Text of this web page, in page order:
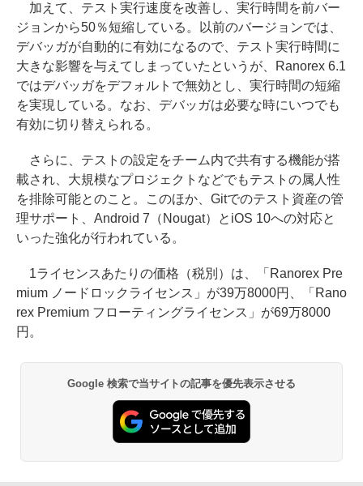
加えて、テスト実行速度を改善し、実行時間を前バー
ジョンから50％短縮している。以前のバージョンでは、
デバッガが自動的に有効になるので、テスト実行時間に
大きな影響を与えてしまっていたというが、Ranorex 6.1
ではデバッガをデフォルトで無効とし、実行時間の短縮
を実現している。なお、デバッガは必要な時にいつでも
有効に切り替えられる。
さらに、テストの設定をチーム内で共有する機能が搭
載され、大規模なプロジェクトなどでもテストの属人性
を排除可能とのこと。このほか、Gitでのテスト資産の管
理サポート、Android 7（Nougat）とiOS 10への対応と
いった強化が行われている。
1ライセンスあたりの価格（税別）は、「Ranorex Pre
mium ノードロックライセンス」が39万8000円、「Rano
rex Premium フローティングライセンス」が69万8000
円。
Google 検索で当サイトの記事を優先表示させる